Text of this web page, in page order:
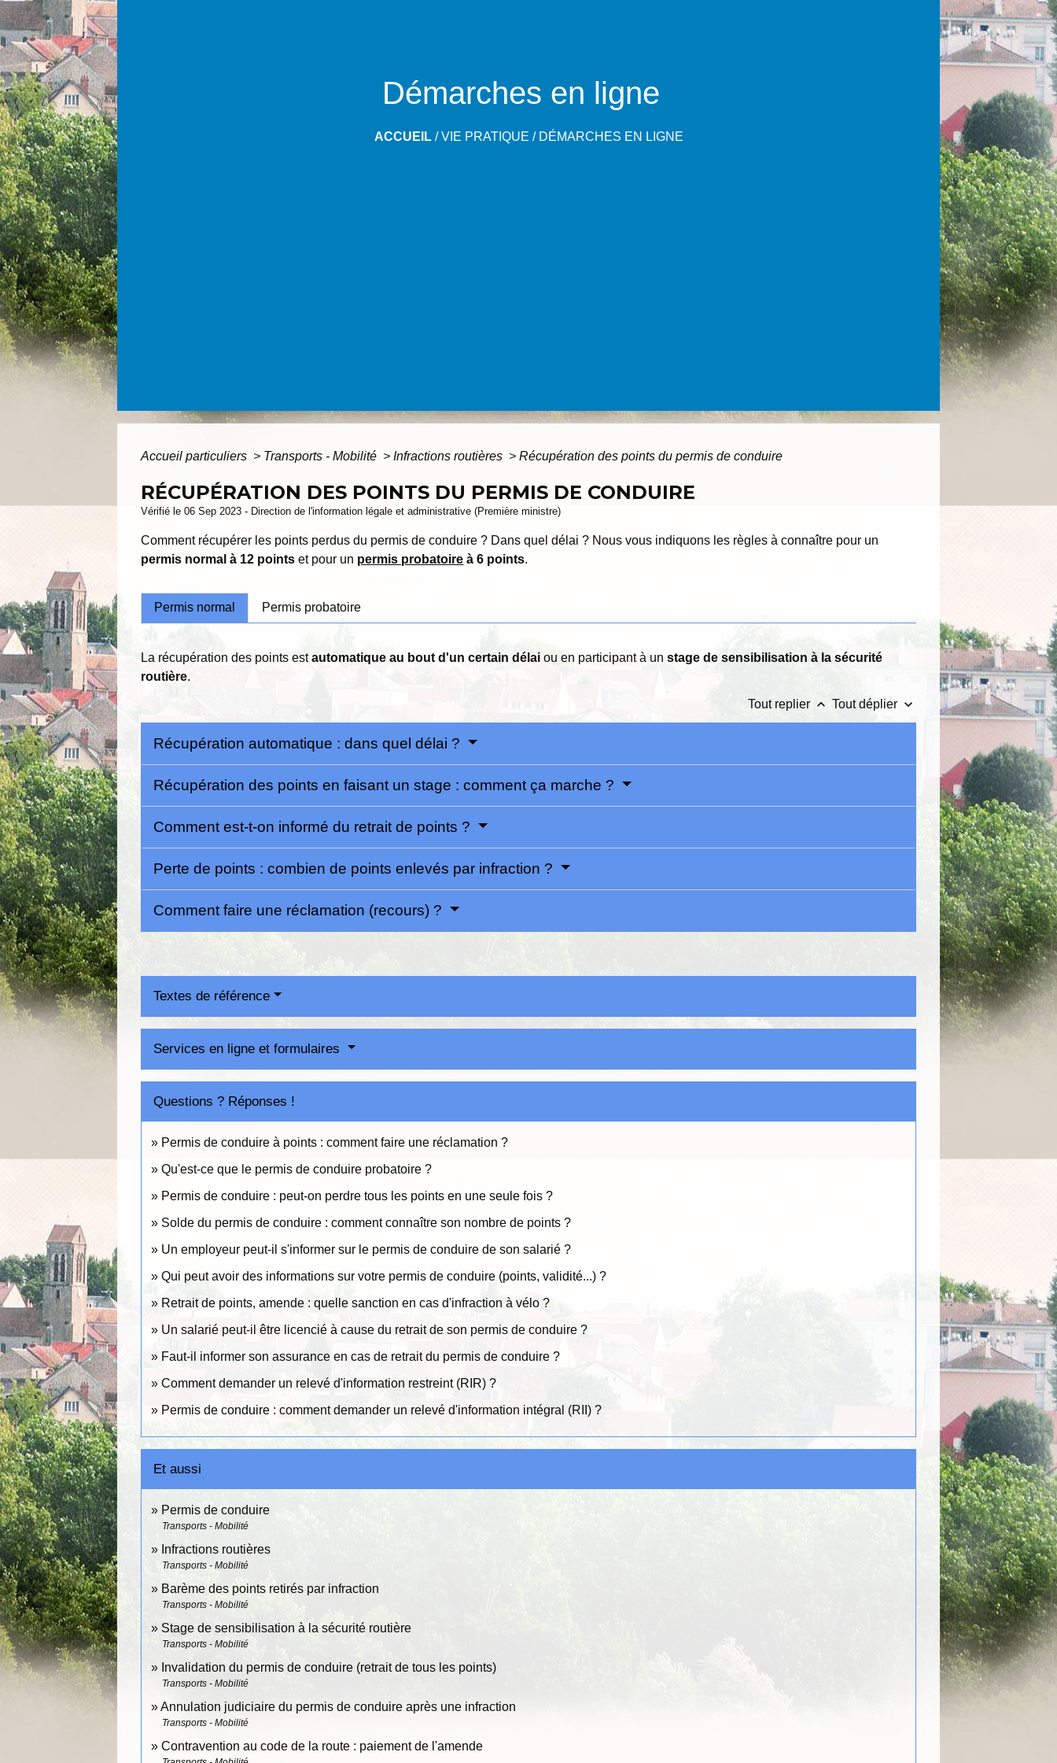
Démarches en ligne
ACCUEIL/VIE PRATIQUE / DÉMARCHES EN LIGNE
Accueil particuliers > Transports - Mobilité > Infractions routières > Récupération des points du permis de conduire
RÉCUPÉRATION DES POINTS DU PERMIS DE CONDUIRE
Vérifié le 06 Sep 2023 - Direction de l'information légale et administrative (Première ministre)
Comment récupérer les points perdus du permis de conduire ? Dans quel délai ? Nous vous indiquons les règles à connaître pour un
permis normal à 12 points et pour un permis probatoire à 6 points.
Permis normal Permis probatoire
La récupération des points estautomatique au bout d'un certain délai ou en participant à unstage de sensibilisation à la sécurité
routière.
Tout replier keyboard_arrow_up Tout déplier keyboard_arrow_down
Récupération automatique : dans quel délai ?
Récupération des points en faisant un stage : comment ça marche ?
Comment est-t-on informé du retrait de points ?
Perte de points : combien de points enlevés par infraction ?
Comment faire une réclamation (recours) ?
Textes de référence
Services en ligne et formulaires
Questions ? Réponses !
Permis de conduire à points : comment faire une réclamation ?
Qu'est-ce que le permis de conduire probatoire ?
Permis de conduire : peut-on perdre tous les points en une seule fois ?
Solde du permis de conduire : comment connaître son nombre de points ?
Un employeur peut-il s'informer sur le permis de conduire de son salarié ?
Qui peut avoir des informations sur votre permis de conduire (points, validité...) ?
Retrait de points, amende : quelle sanction en cas d'infraction à vélo ?
Un salarié peut-il être licencié à cause du retrait de son permis de conduire ?
Faut-il informer son assurance en cas de retrait du permis de conduire ?
Comment demander un relevé d'information restreint (RIR) ?
Permis de conduire : comment demander un relevé d'information intégral (RII) ?
Et aussi
Permis de conduire
Transports - Mobilité
Infractions routières
Transports - Mobilité
Barème des points retirés par infraction
Transports - Mobilité
Stage de sensibilisation à la sécurité routière
Transports - Mobilité
Invalidation du permis de conduire (retrait de tous les points)
Transports - Mobilité
Annulation judiciaire du permis de conduire après une infraction
Transports - Mobilité
Contravention au code de la route : paiement de l'amende